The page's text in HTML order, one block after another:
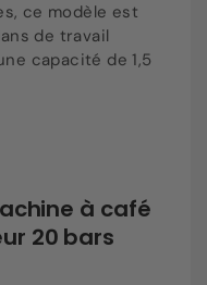
ce modèle est
de travail
capacité de 1,5
à café
20 bars